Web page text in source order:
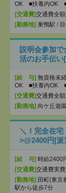
OK ■扶養内OK ■
[交通費]交通費全
[勤務地] 巣鴨駅 /
説明会参加で
活のお手伝い
[給 与] 無資格未
OK ■扶養内OK ■
[交通費]交通費全
[勤務地] 向ケ丘遊
＼！完全在
>@2400円[派
[給 与] 時給2400
[交通費]交通費実費
[勤務地] 田町(東京
駅から徒歩7分